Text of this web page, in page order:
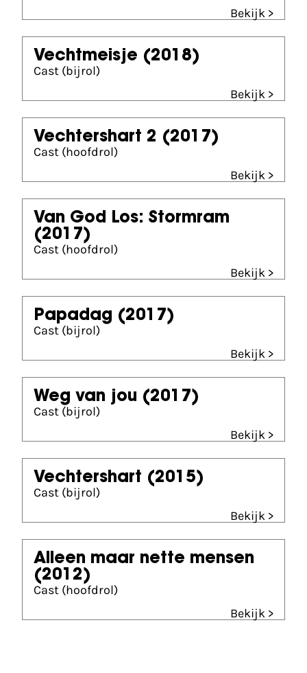
Bekijk >
Vechtmeisje (2018)
Cast (bijrol)
Bekijk >
Vechtershart 2 (2017)
Cast (hoofdrol)
Bekijk >
Van God Los: Stormram
(2017)
Cast (hoofdrol)
Bekijk >
Papadag (2017)
Cast (bijrol)
Bekijk >
Weg van jou (2017)
Cast (bijrol)
Bekijk >
Vechtershart (2015)
Cast (bijrol)
Bekijk >
Alleen maar nette mensen
(2012)
Cast (hoofdrol)
Bekijk >